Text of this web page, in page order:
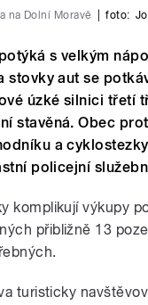
na Dolní Moravě foto:
s velkým
stovky aut se
úzké silnici třetí
stavěná. Obec
a
policejní
komplikují výkupy
přibližně 13
turisticky